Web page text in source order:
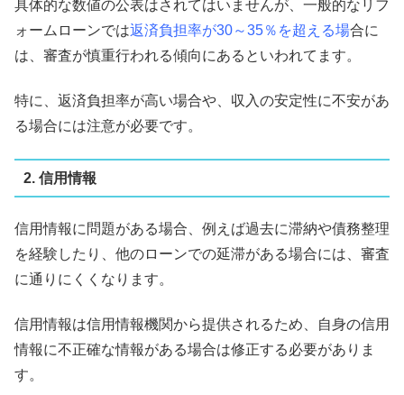
具体的な数値の公表はされてはいませんが、一般的なリフ
ォームローンでは返済負担率が30～35％を超える場合に
は、審査が慎重行われる傾向にあるといわれてます。
特に、返済負担率が高い場合や、収入の安定性に不安があ
る場合には注意が必要です。
2. 信用情報
信用情報に問題がある場合、例えば過去に滞納や債務整理
を経験したり、他のローンでの延滞がある場合には、審査
に通りにくくなります。
信用情報は信用情報機関から提供されるため、自身の信用
情報に不正確な情報がある場合は修正する必要がありま
す。